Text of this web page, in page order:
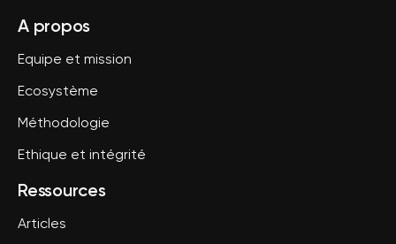
A propos
Equipe et mission
Ecosystème
Méthodologie
Ethique et intégrité
Ressources
Articles